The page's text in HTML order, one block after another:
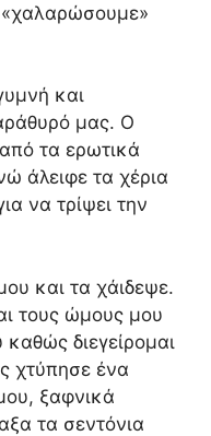
«χαλαρώσουμε»
και
μας. Ο
τα ερωτικά
άλειφε τα χέρια
να τρίψει την
και τα χάιδεψε.
τους ώμους μου
διεγείρομαι
χτύπησε ένα
ξαφνικά
τα σεντόνια